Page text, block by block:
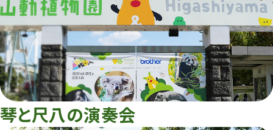
園内MAP イベント
総合案内
動物園 植物園
再生プラン
東山動植物園
への支援
琴と尺八の演奏会